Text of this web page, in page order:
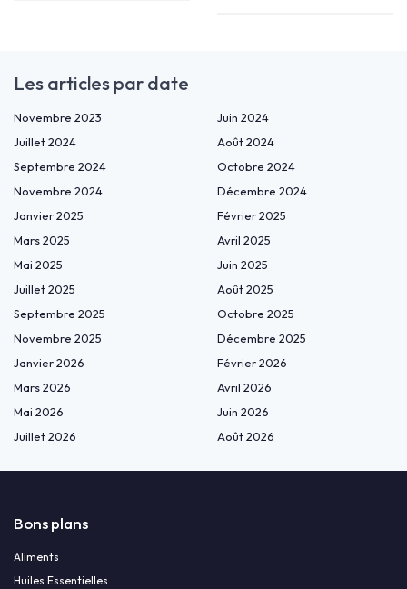
Les articles par date
Novembre 2023
Juin 2024
Juillet 2024
Août 2024
Septembre 2024
Octobre 2024
Novembre 2024
Décembre 2024
Janvier 2025
Février 2025
Mars 2025
Avril 2025
Mai 2025
Juin 2025
Juillet 2025
Août 2025
Septembre 2025
Octobre 2025
Novembre 2025
Décembre 2025
Janvier 2026
Février 2026
Mars 2026
Avril 2026
Mai 2026
Juin 2026
Juillet 2026
Août 2026
Bons plans
Aliments
Huiles Essentielles